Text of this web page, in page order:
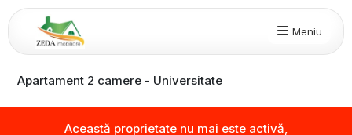
Meniu
Apartament 2 camere - Universitate
Această proprietate nu mai este activă,